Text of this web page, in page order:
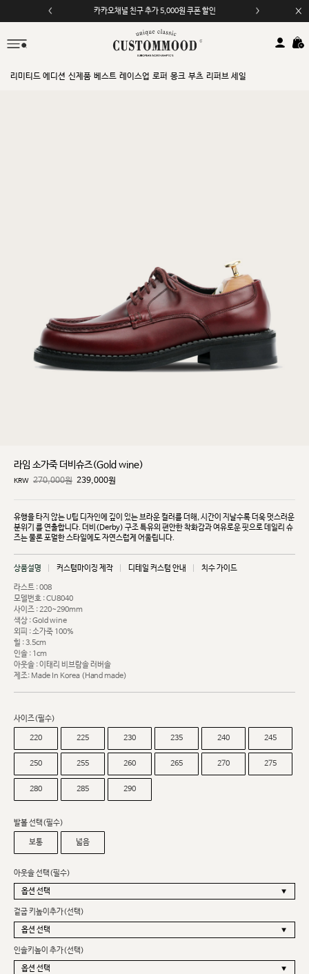
모바일 앱 자동 2,000원 할인
리미티드 에디션 신제품 베스트 레이스업 로퍼 몽크 부츠 리퍼브 세일
라임 소가죽 더비슈즈(Gold wine)
KRW 270,000원 239,000원
유행을 타지 않는 U팁 디자인에 깊이 있는 브라운 컬러를 더해, 시간이 지날수록 더욱 멋스러운
분위기 를 연출합니다. 더비(Derby) 구조 특유의 편안한 착화감과 여유로운 핏으로 데일리 슈
즈는 물론 포멀한스타일에도 자연스럽게 어울립니다.
상품설명 커스텀마이징 제작 디테일 커스텀 안내 치수 가이드
라스트 : 008
모델번호 : CU8040
사이즈 : 220~290mm
색상 : Gold wine
외피 : 소가죽 100%
힐 : 3.5cm
인솔 : 1cm
아웃솔 : 이태리 비브람솔 러버솔
제조: Made In Korea (Hand made)
사이즈(필수)
220 225 230 235 240 245
250 255 260 265 270 275
280 285 290
발볼 선택(필수)
보통 넓음
아웃솔 선택(필수)
겉굽 키높이추가(선택)
인솔키높이 추가(선택)